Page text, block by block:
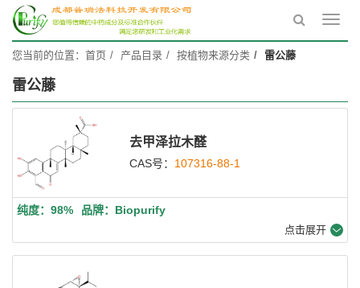
您当前的位置： 首页 产品目录 按植物来源分类 雷公藤
雷公藤
去甲泽拉木醛
CAS号： 107316-88-1
纯度：98% 品牌：Biopurify
点击展开